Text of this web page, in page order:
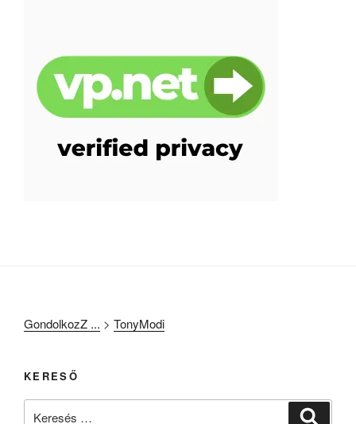
GondolkozZ ... > TonyModi
KERESŐ